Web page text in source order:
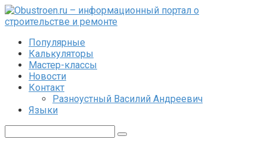
Перейти
к
Популярные
Калькуляторы
Мастер-классы
Новости
Контакт
Разноустный Василий Андреевич
Языки